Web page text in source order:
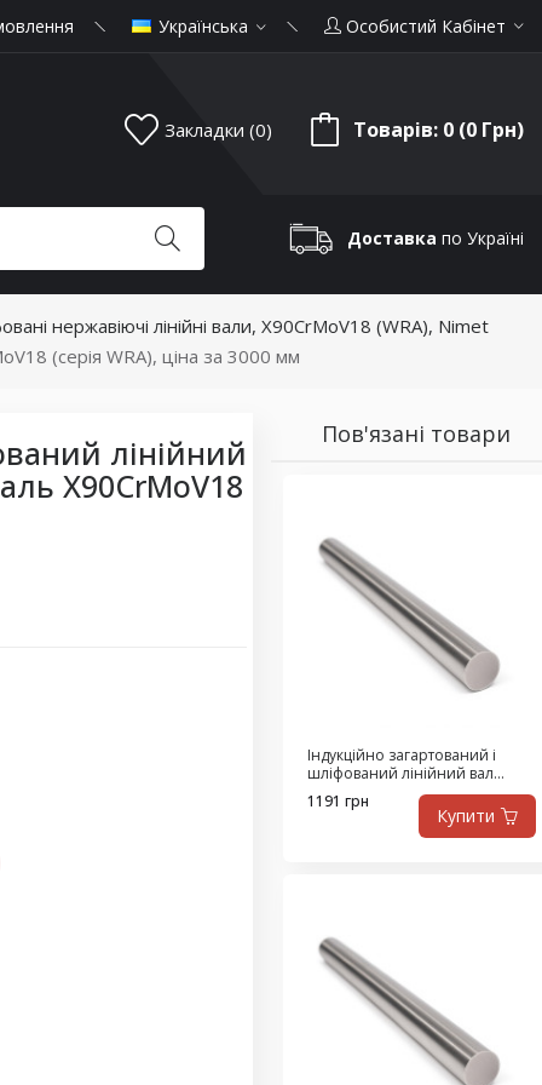
Українська Особистий Кабінет
Закладки (0) Товарів: 0 (0 Грн)
Доставка по Україні
нержавіючі лінійні вали, X90CrMoV18 (WRA), Nimet
(серія WRA), ціна за 3000 мм
лінійний
X90CrMoV18
Пов'язані товари
Індукційно загартований і
шліфований лінійний вал
діаметр 8 мм, нержавіюча
сталь X90CrMoV18 (серія WRA),
ціна за 1500 мм
1191 грн
Купити